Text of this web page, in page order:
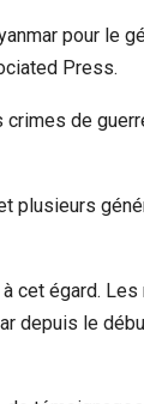
pour le
Press.
crimes de
plusieurs
cet égard. Les
depuis le
Malaise Social